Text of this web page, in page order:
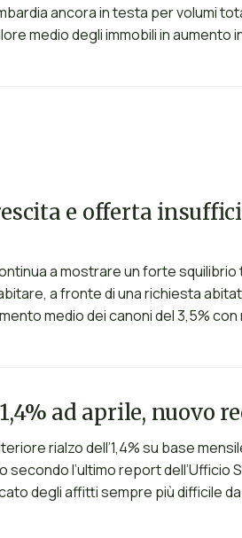
ancora in testa per volumi
medio degli immobili in
e offerta
a mostrare un forte
a fronte di una richiesta
medio dei canoni del 3,5%
ad aprile, nuovo
rialzo dell’1,4% su base
secondo l’ultimo report
degli affitti sempre più difficile